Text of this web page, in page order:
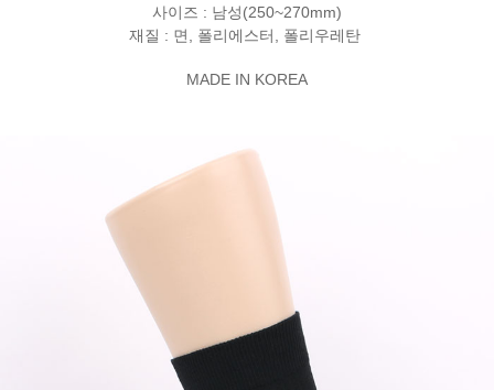
사이즈 : 남성(250~270mm)
재질 : 면, 폴리에스터, 폴리우레탄
MADE IN KOREA